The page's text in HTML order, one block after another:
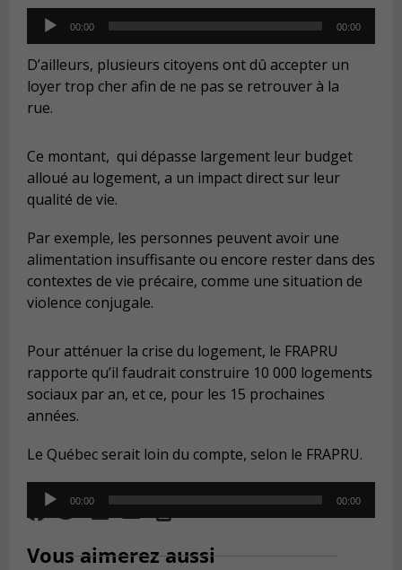
Audio
Player
00:00 00:00
D’ailleurs, plusieurs citoyens ont dû accepter un
loyer trop cher afin de ne pas se retrouver à la
rue.
Ce montant, qui dépasse largement leur budget
alloué au logement, a un impact direct sur leur
qualité de vie.
Par exemple, les personnes peuvent avoir une
alimentation insuffisante ou encore rester dans des
contextes de vie précaire, comme une situation de
violence conjugale.
Pour atténuer la crise du logement, le FRAPRU
rapporte qu’il faudrait construire 10 000 logements
sociaux par an, et ce, pour les 15 prochaines
années.
Le Québec serait loin du compte, selon le FRAPRU.
Audio
Player
00:00 00:00
Vous aimerez aussi